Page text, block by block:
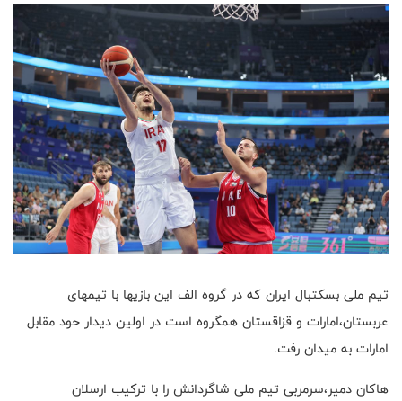
تیم ملی بسکتبال ایران که در گروه الف این بازیها با تیمهای
عربستان،امارات و قزاقستان همگروه است در اولین دیدار حود مقابل
امارات به میدان رفت.
هاکان دمیر،سرمربی تیم ملی شاگردانش را با ترکیب ارسلان